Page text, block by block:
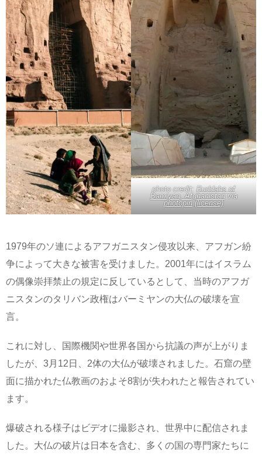
photo credit:Buddahs of
Bamiyan, Afghanistanvia
photopin (license)
1979年のソ連によるアフガニスタン侵攻以来、アフガン紛
争によって大きな被害を受けました。2001年にはイスラム
の偶像崇拝禁止の規定に反しているとして、当時のアフガ
ニスタンのタリバン政権はバーミヤンの大仏の破壊を宣
言。
これに対し、国際機関や世界各国から抗議の声が上がりま
したが、3月12日、2体の大仏が破壊されました。石窟の壁
面に描かれた仏教画のおよそ8割が失われたと報告されてい
ます。
爆破される様子はビデオに撮影され、世界中に配信されま
した。大仏の破片は日本を含む、多くの国の専門家たちに